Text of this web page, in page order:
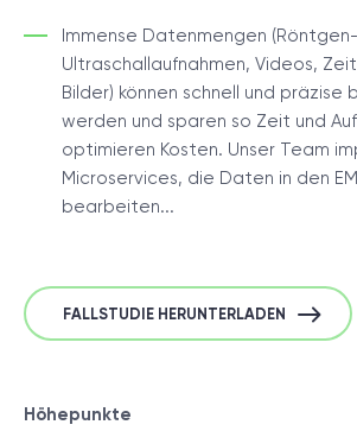
Immense Datenmengen
Ultraschallaufnahmen, Videos,
Bilder) können schnell und
werden und sparen so Zeit und
optimieren Kosten. Unser Team
Microservices, die Daten in den
bearbeiten...
FALLSTUDIE HERUNTERLADEN
Höhepunkte